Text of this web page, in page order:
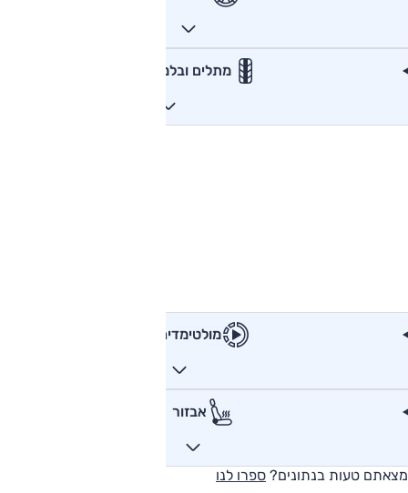
מתלים ובלמים
מולטימדיה
אבזור
מצאתם טעות בנתונים? ספרו לנו